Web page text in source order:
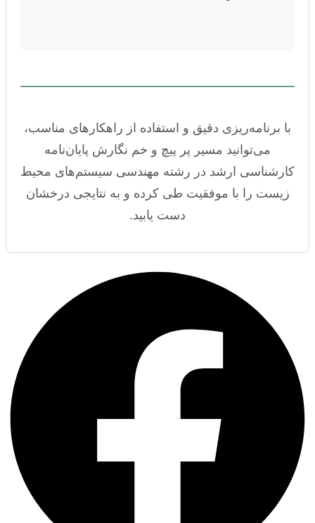
با برنامه‌ریزی دقیق و استفاده از راهکارهای مناسب،
می‌توانید مسیر پر پیچ و خم نگارش پایان‌نامه
کارشناسی ارشد در رشته مهندسی سیستم‌های محیط
زیست را با موفقیت طی کرده و به نتایجی درخشان
دست یابید.